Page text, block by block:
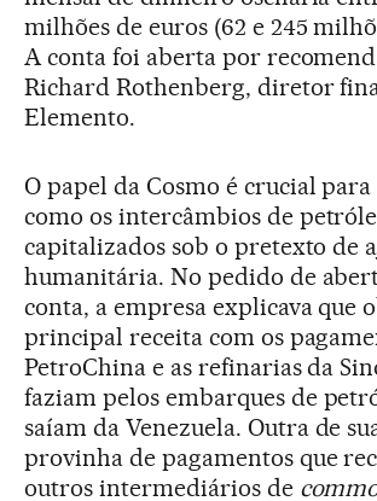
milhões de euros (62 e 245
A conta foi aberta por
Richard Rothenberg, diretor
Elemento.
O papel da Cosmo é crucial
como os intercâmbios de
capitalizados sob o pretexto de
humanitária. No pedido de
conta, a empresa explicava que
principal receita com os
PetroChina e as refinarias da
faziam pelos embarques de
saíam da Venezuela. Outra de
provinha de pagamentos que
outros intermediários de